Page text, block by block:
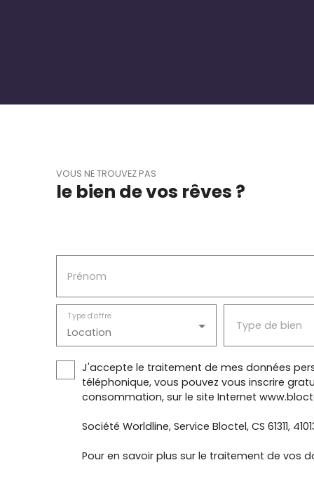
VOUS NE TROUVEZ PAS
le bien de vos rêves ?
Prénom
Location
Type d'offre
Type de bien
J'accepte le traitement de mes données
téléphonique, vous pouvez vous inscrire
consommation, sur le site Internet
Société Worldline, Service Bloctel, CS 61311,
Pour en savoir plus sur le traitement de vos